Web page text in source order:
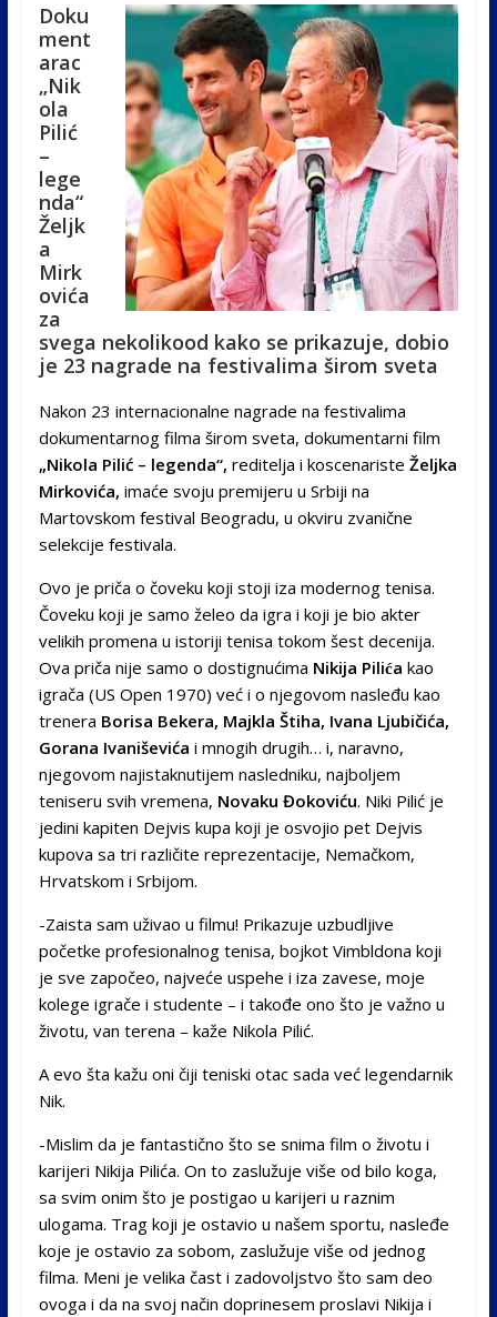
Doku
ment
arac
„Nik
ola
Pilić
–
lege
nda“
Željk
a
Mirk
ovića
za
svega nekolikood kako se prikazuje, dobio
je 23 nagrade na festivalima širom sveta
Nakon 23 internacionalne nagrade na festivalima
dokumentarnog filma širom sveta, dokumentarni film
„Nikola Pilić – legenda“, reditelja i koscenariste Željka
Mirkovića, imaće svoju premijeru u Srbiji na
Martovskom festival Beogradu, u okviru zvanične
selekcije festivala.
Ovo je priča o čoveku koji stoji iza modernog tenisa.
Čoveku koji je samo želeo da igra i koji je bio akter
velikih promena u istoriji tenisa tokom šest decenija.
Ova priča nije samo o dostignućima Nikija Pilića kao
igrača (US Open 1970) već i o njegovom nasleđu kao
trenera Borisa Bekera, Majkla Štiha, Ivana Ljubičića,
Gorana Ivaniševića i mnogih drugih… i, naravno,
njegovom najistaknutijem nasledniku, najboljem
teniseru svih vremena, Novaku Đokoviću. Niki Pilić je
jedini kapiten Dejvis kupa koji je osvojio pet Dejvis
kupova sa tri različite reprezentacije, Nemačkom,
Hrvatskom i Srbijom.
-Zaista sam uživao u filmu! Prikazuje uzbudljive
početke profesionalnog tenisa, bojkot Vimbldona koji
je sve započeo, najveće uspehe i iza zavese, moje
kolege igrače i studente – i takođe ono što je važno u
životu, van terena – kaže Nikola Pilić.
A evo šta kažu oni čiji teniski otac sada već legendarnik
Nik.
-Mislim da je fantastično što se snima film o životu i
karijeri Nikija Pilića. On to zaslužuje više od bilo koga,
sa svim onim što je postigao u karijeri u raznim
ulogama. Trag koji je ostavio u našem sportu, nasleđe
koje je ostavio za sobom, zaslužuje više od jednog
filma. Meni je velika čast i zadovoljstvo što sam deo
ovoga i da na svoj način doprinesem proslavi Nikija i